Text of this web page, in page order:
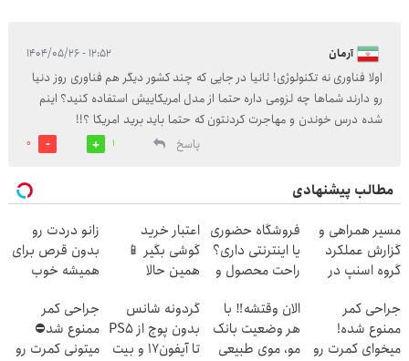
آرمان ۱۲:۵۲ - ۱۴۰۴/۰۵/۲۶
اولا فناوری نه تکنولوژی! ثانیا در جایی که چند کشور دیگر هم فناوری روز دنیا
رو دارند شماها چه لزومی داره حتما از مدل امریکاییش استفاده کنید؟ اینم
شده درس خوندن و مهاجرت کردنتون که حتما باید برید امریکا ؟!!
پاسخ
1
0
مطالب پیشنهادی
مسیر همراهی و
گزارش عملکرد
گروه اسنپ در
فروشگاه حضوری
یا اینترنتی داری؟
راحت محصول و
بفروش
اعتبار خرید
گوشی بگیر 📱
همین حالا
بده 🎯
زانو دردت رو
بدون قرص برای
همیشه خوب
پرسش‌نامه)
جراحی کمر
ممنوع شده!
میخوای کمرت رو
الان وقتشه‼️ با
هر وضعیت بانک
مو، موی طبیعی
گردونه شانس
بدون پوچ از PS5
تا آیفون17 و بیت
جراحی کمر
ممنوع شد⛔
میتونی کمرت رو